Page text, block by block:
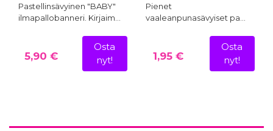
Pastellinsävyinen "BABY"
ilmapallobanneri. Kirjaim…
5,90 €
Osta
nyt!
Pienet
vaaleanpunasävyiset pa…
1,95 €
Osta
nyt!